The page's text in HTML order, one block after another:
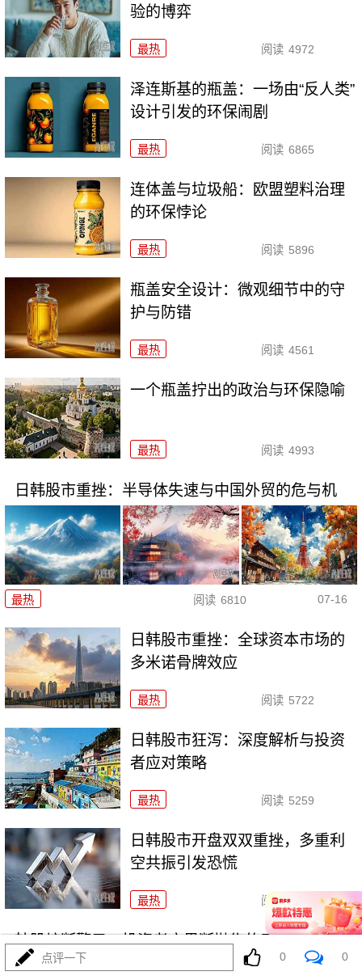
验的博弈
最热 阅读 4972
泽连斯基的瓶盖：一场由“反人类”
设计引发的环保闹剧
最热 阅读 6865
连体盖与垃圾船：欧盟塑料治理
的环保悖论
最热 阅读 5896
瓶盖安全设计：微观细节中的守
护与防错
最热 阅读 4561
一个瓶盖拧出的政治与环保隐喻
最热 阅读 4993
日韩股市重挫：半导体失速与中国外贸的危与机
最热 阅读 6810 07-16
日韩股市重挫：全球资本市场的
多米诺骨牌效应
最热 阅读 5722
日韩股市狂泻：深度解析与投资
者应对策略
最热 阅读 5259
日韩股市开盘双双重挫，多重利
空共振引发恐慌
最热 阅读 5039
韩股熔断警示：投资者应果断抛售的三类高危资产
点评一下 0 0